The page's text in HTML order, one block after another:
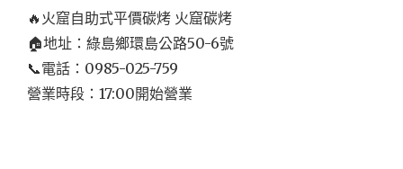
🔥火窟自助式平價碳烤 火窟碳烤
🏠地址：綠島鄉環島公路50-6號
📞電話：0985-025-759
營業時段：17:00開始營業